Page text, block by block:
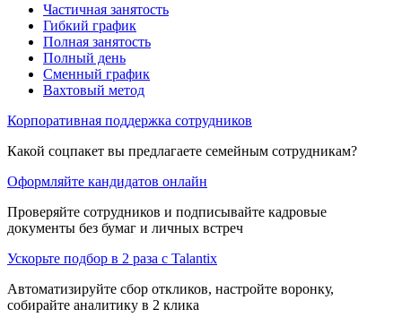
Частичная занятость
Гибкий график
Полная занятость
Полный день
Сменный график
Вахтовый метод
Корпоративная поддержка сотрудников
Какой соцпакет вы предлагаете семейным сотрудникам?
Оформляйте кандидатов онлайн
Проверяйте сотрудников и подписывайте кадровые
документы без бумаг и личных встреч
Ускорьте подбор в 2 раза с Talantix
Автоматизируйте сбор откликов, настройте воронку,
собирайте аналитику в 2 клика